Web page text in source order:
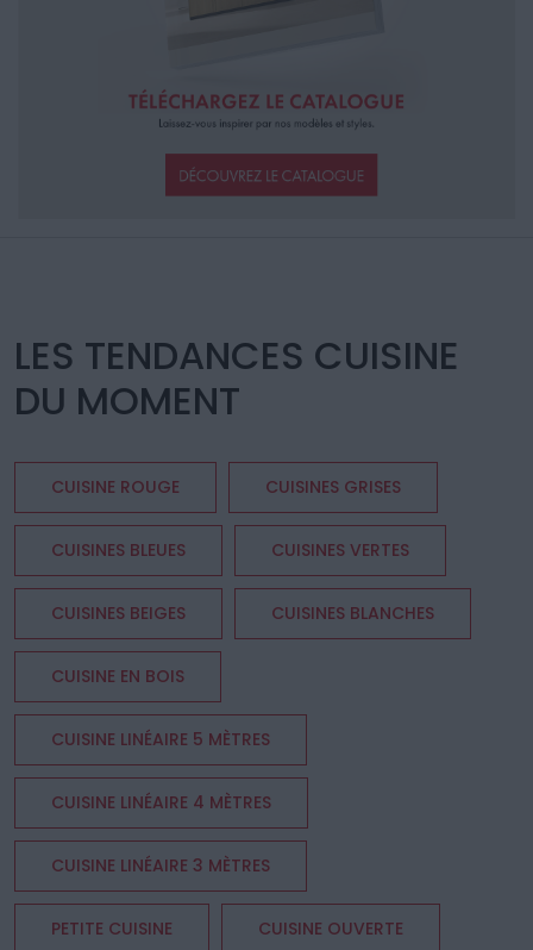
LES TENDANCES CUISINE
DU MOMENT
CUISINE ROUGE CUISINES GRISES
CUISINES BLEUES CUISINES VERTES
CUISINES BEIGES CUISINES BLANCHES
CUISINE EN BOIS
CUISINE LINÉAIRE 5 MÈTRES
CUISINE LINÉAIRE 4 MÈTRES
CUISINE LINÉAIRE 3 MÈTRES
PETITE CUISINE CUISINE OUVERTE